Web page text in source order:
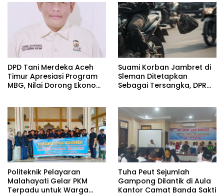
DPD Tani Merdeka Aceh
Timur Apresiasi Program
MBG, Nilai Dorong Ekonomi
Suami Korban Jambret di
Sleman Ditetapkan
Sebagai Tersangka, DPR
Politeknik Pelayaran
Malahayati Gelar PKM
Terpadu untuk Warga
Tuha Peut Sejumlah
Gampong Dilantik di Aula
Kantor Camat Banda Sakti